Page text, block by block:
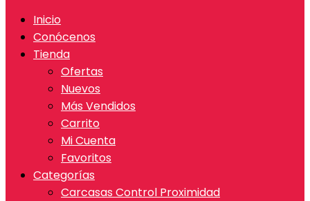
Inicio
Conócenos
Tienda
Ofertas
Nuevos
Más Vendidos
Carrito
Mi Cuenta
Favoritos
Categorías
Carcasas Control Proximidad